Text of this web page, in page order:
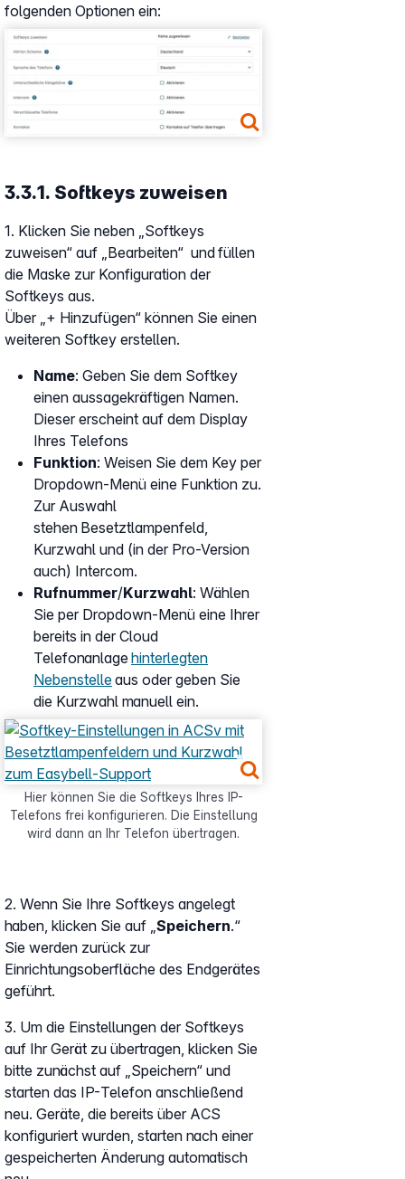
folgenden Optionen ein:
Show larger version
3.3.1. Softkeys zuweisen
Show larger version for:
Hier können Sie die Softkeys Ihres IP-
Telefons frei konfigurieren. Die Einstellung
wird dann an Ihr Telefon übertragen.
1. Klicken Sie neben „Softkeys
zuweisen“ auf „Bearbeiten“ und füllen
die Maske zur Konfiguration der
Softkeys aus.
Über „+ Hinzufügen“ können Sie einen
weiteren Softkey erstellen.
Name: Geben Sie dem Softkey
einen aussagekräftigen Namen.
Dieser erscheint auf dem Display
Ihres Telefons
Funktion: Weisen Sie dem Key per
Dropdown-Menü eine Funktion zu.
Zur Auswahl
stehen Besetztlampenfeld,
Kurzwahl und (in der Pro-Version
auch) Intercom.
Rufnummer/Kurzwahl: Wählen
Sie per Dropdown-Menü eine Ihrer
bereits in der Cloud
Telefonanlage hinterlegten
Nebenstelleaus oder geben Sie
die Kurzwahl manuell ein.
2. Wenn Sie Ihre Softkeys angelegt
haben, klicken Sie auf „Speichern.“
Sie werden zurück zur
Einrichtungsoberfläche des Endgerätes
geführt.
3. Um die Einstellungen der Softkeys
auf Ihr Gerät zu übertragen, klicken Sie
bitte zunächst auf „Speichern“ und
starten das IP-Telefon anschließend
neu. Geräte, die bereits über ACS
konfiguriert wurden, starten nach einer
gespeicherten Änderung automatisch